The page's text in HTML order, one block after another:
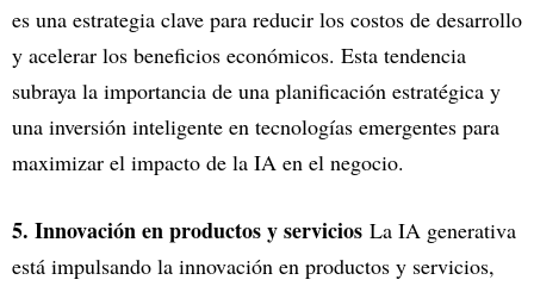
es una estrategia clave para reducir los costos de desarrollo
y acelerar los beneficios económicos. Esta tendencia
subraya la importancia de una planificación estratégica y
una inversión inteligente en tecnologías emergentes para
maximizar el impacto de la IA en el negocio.
5. Innovación en productos y servicios La IA generativa
está impulsando la innovación en productos y servicios,